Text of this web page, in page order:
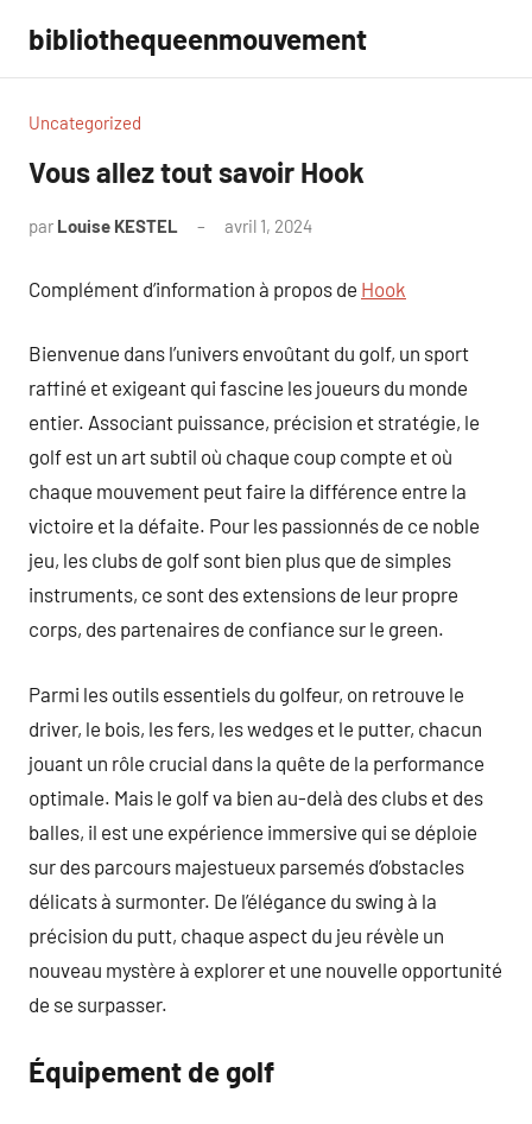
contenu
bibliothequeenmouvement
Uncategorized
Vous allez tout savoir Hook
par Louise KESTEL avril 1, 2024
Complément d’information à propos de Hook
Bienvenue dans l’univers envoûtant du golf, un sport
raffiné et exigeant qui fascine les joueurs du monde
entier. Associant puissance, précision et stratégie, le
golf est un art subtil où chaque coup compte et où
chaque mouvement peut faire la différence entre la
victoire et la défaite. Pour les passionnés de ce noble
jeu, les clubs de golf sont bien plus que de simples
instruments, ce sont des extensions de leur propre
corps, des partenaires de confiance sur le green.
Parmi les outils essentiels du golfeur, on retrouve le
driver, le bois, les fers, les wedges et le putter, chacun
jouant un rôle crucial dans la quête de la performance
optimale. Mais le golf va bien au-delà des clubs et des
balles, il est une expérience immersive qui se déploie
sur des parcours majestueux parsemés d’obstacles
délicats à surmonter. De l’élégance du swing à la
précision du putt, chaque aspect du jeu révèle un
nouveau mystère à explorer et une nouvelle opportunité
de se surpasser.
Équipement de golf